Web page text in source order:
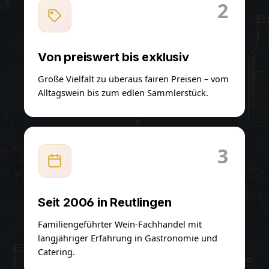
2
Von preiswert bis exklusiv
Große Vielfalt zu überaus fairen Preisen – vom
Alltagswein bis zum edlen Sammlerstück.
3
Seit 2006 in Reutlingen
Familiengeführter Wein-Fachhandel mit
langjähriger Erfahrung in Gastronomie und
Catering.